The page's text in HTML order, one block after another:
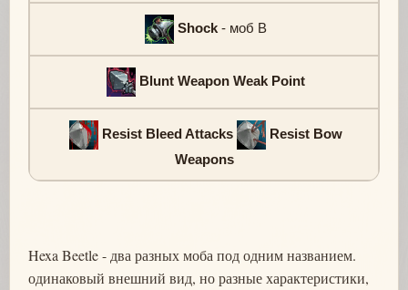
Shock - моб B
Blunt Weapon Weak Point
Resist Bleed Attacks
Resist Bow
Weapons
Hexa Beetle - два разных моба под одним названием.
одинаковый внешний вид, но разные характеристики,